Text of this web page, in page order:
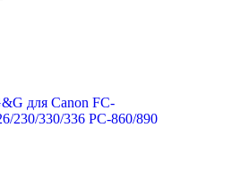
для Canon FC-
230/330/336 PC-860/890